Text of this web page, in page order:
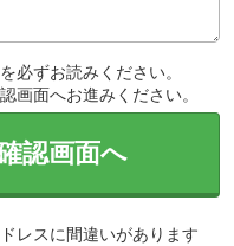
を必ずお読みください。
画面へお進みください。
認画面へ
レスに間違いがあります